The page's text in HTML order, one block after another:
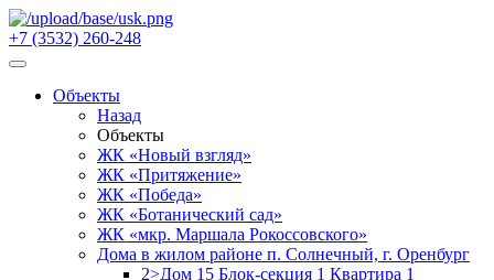
+7 (3532) 260-248
Объекты
Назад
Объекты
ЖК «Новый взгляд»
ЖК «Притяжение»
ЖК «Победа»
ЖК «Ботанический сад»
ЖК «мкр. Маршала Рокоссовского»
Дома в жилом районе п. Солнечный, г. Оренбург
2>Дом 15 Блок-секция 1 Квартира 1